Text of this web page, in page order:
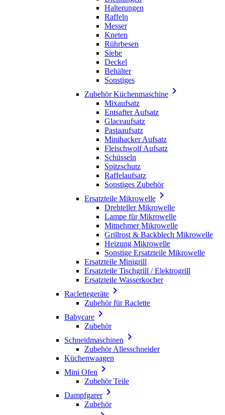
Halterungen
Raffeln
Messer
Kneten
Rührbesen
Siebe
Deckel
Behälter
Sonstiges
Zubehör Küchenmaschine 
Mixaufsatz
Entsafter Aufsatz
Glaceaufsatz
Pastaaufsatz
Minihacker Aufsatz
Fleischwolf Aufsatz
Schüsseln
Spitzschutz
Raffelaufsatz
Sonstiges Zubehör
Ersatzteile Mikrowelle 
Drehteller Mikrowelle
Lampe für Mikrowelle
Mitnehmer Mikrowelle
Grillrost & Backblech Mikrowelle
Heizung Mikrowelle
Sonstige Ersatzteile Mikrowelle
Ersatzteile Minigrill
Ersatzteile Tischgrill / Elektrogrill
Ersatzteile Wasserkocher
Raclettegeräte 
Zubehör für Raclette
Babycare 
Zubehör
Schneidmaschinen 
Zubehör Allesschneider
Küchenwaagen
Mini Ofen 
Zubehör Teile
Dampfgarer
Zubehör